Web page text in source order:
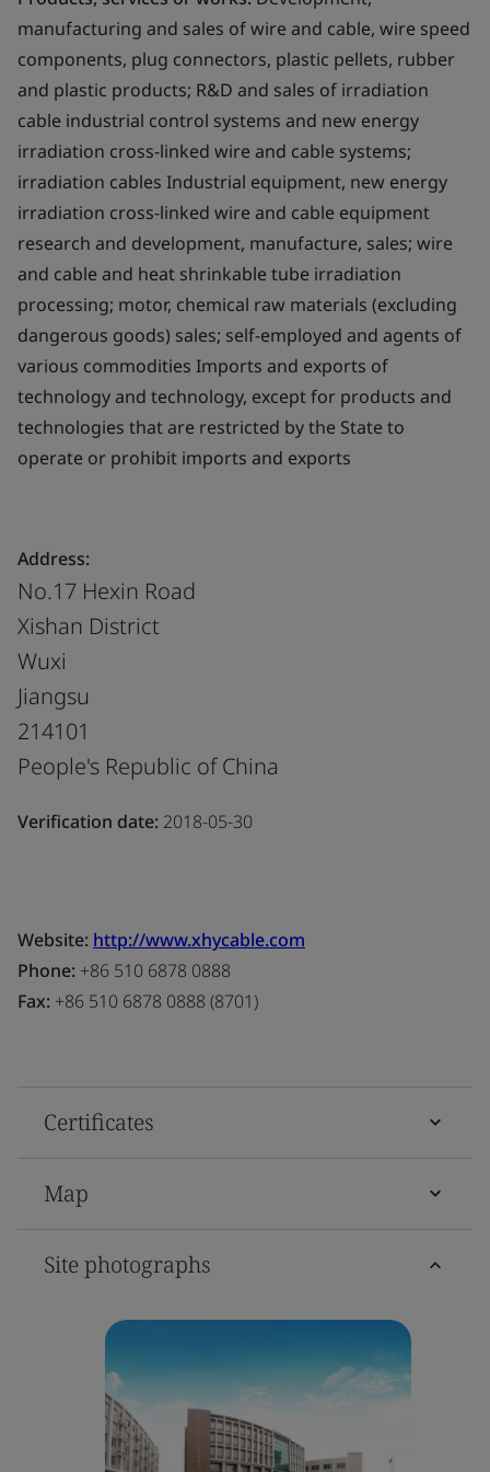
manufacturing and sales of wire and cable, wire speed
components, plug connectors, plastic pellets, rubber
and plastic products; R&D and sales of irradiation
cable industrial control systems and new energy
irradiation cross-linked wire and cable systems;
irradiation cables Industrial equipment, new energy
irradiation cross-linked wire and cable equipment
research and development, manufacture, sales; wire
and cable and heat shrinkable tube irradiation
processing; motor, chemical raw materials (excluding
dangerous goods) sales; self-employed and agents of
various commodities Imports and exports of
technology and technology, except for products and
technologies that are restricted by the State to
operate or prohibit imports and exports
Address:
No.17 Hexin Road
Xishan District
Wuxi
Jiangsu
214101
People's Republic of China
Verification date: 2018-05-30
Website: http://www.xhycable.com
Phone: +86 510 6878 0888
Fax: +86 510 6878 0888 (8701)
Certificates
Map
Site photographs